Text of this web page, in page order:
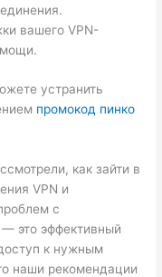
вашего VPN-
устранить
промокод пинко
как зайти в
VPN и
с
это эффективный
к нужным
наши рекомендации